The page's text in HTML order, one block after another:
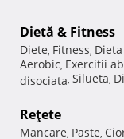
Dietă & Fitness
Diete, Fitness,
Aerobic, Exercitii
disociata, Silueta,
Reţete
Mancare, Paste,